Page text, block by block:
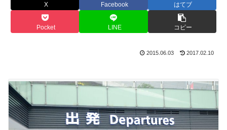
X Facebook はてブ
Pocket LINE コピー
2015.06.03 2017.02.10